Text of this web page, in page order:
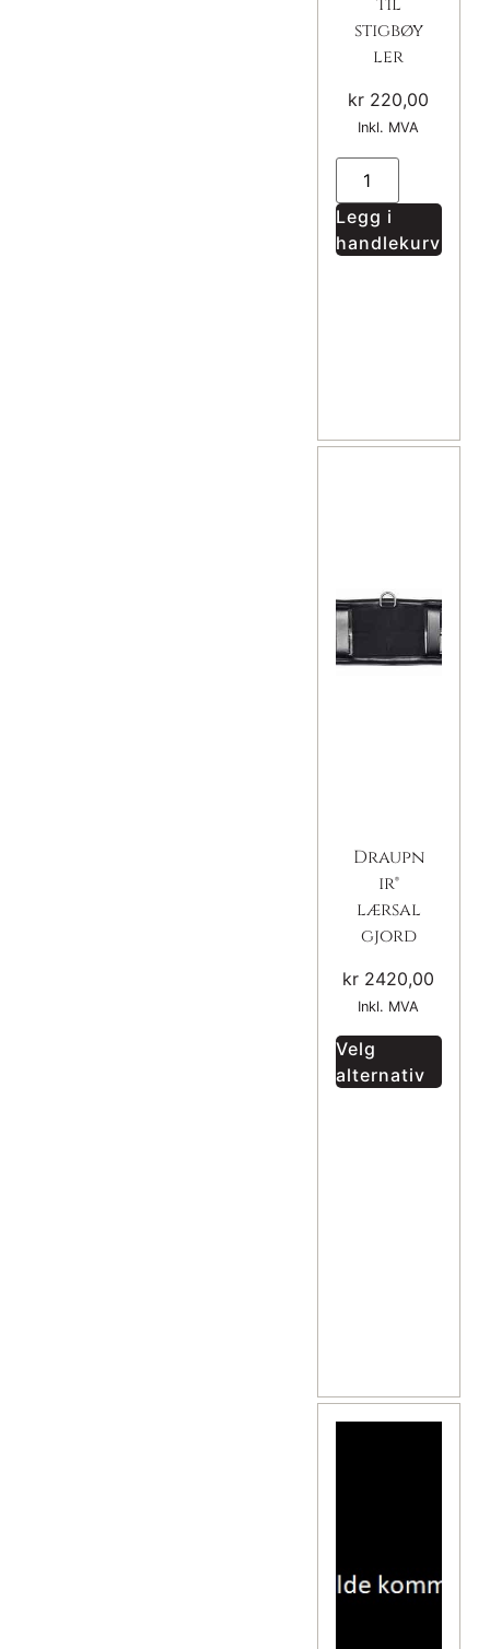
til
stigbøy
ler
kr 220,00
Inkl. MVA
Legg i
handlekurv
Draupn
ir®
lærsal
gjord
kr 2420,00
Inkl. MVA
Velg
alternativ